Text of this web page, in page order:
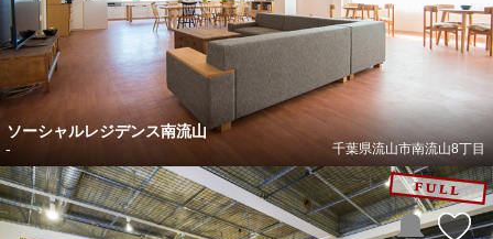
ソーシャルレジデンス南流山
千葉県流山市南流山8丁目
-